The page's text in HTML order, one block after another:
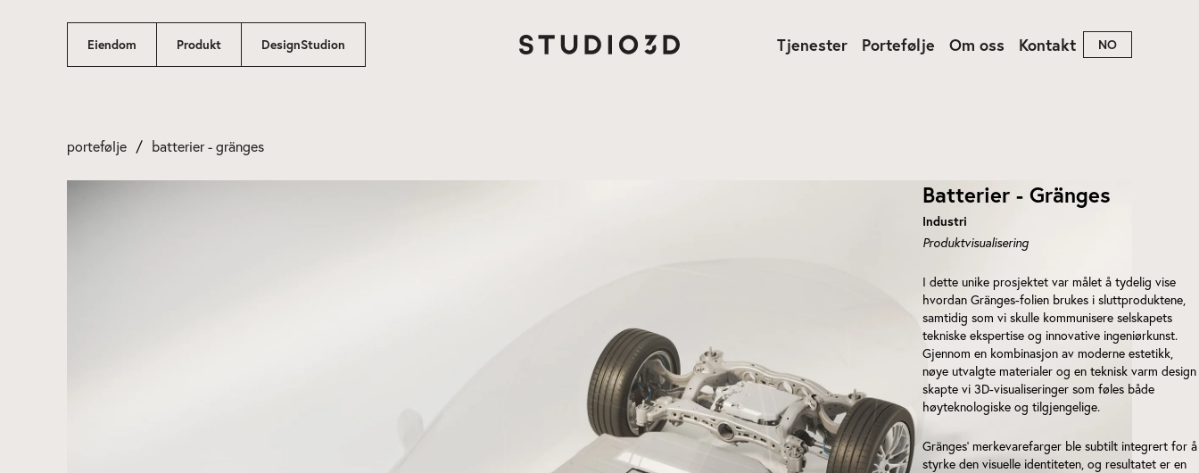
Eiendom Produkt DesignStudion Tjenester Portefølje Om oss Kontakt NO
portefølje batterier - gränges
Batterier - Gränges
Industri
Produktvisualisering
I dette unike prosjektet var målet å tydelig vise
hvordan Gränges-folien brukes i sluttproduktene,
samtidig som vi skulle kommunisere selskapets
tekniske ekspertise og innovative ingeniørkunst.
Gjennom en kombinasjon av moderne estetikk,
nøye utvalgte materialer og en teknisk varm design
skapte vi 3D-visualiseringer som føles både
høyteknologiske og tilgjengelige.
Gränges' merkevarefarger ble subtilt integrert for å
styrke den visuelle identiteten, og resultatet er en